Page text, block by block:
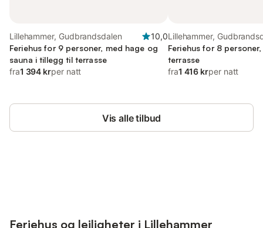
Lillehammer, Gudbrandsdalen
10,0
Feriehus for 9 personer, med hage og
sauna i tillegg til terrasse
fra1 394 krper natt
Lillehammer,
Feriehus for 8
terrasse
fra1 416 krper natt
Vis alle tilbud
Feriehus og leiligheter i Lillehammer